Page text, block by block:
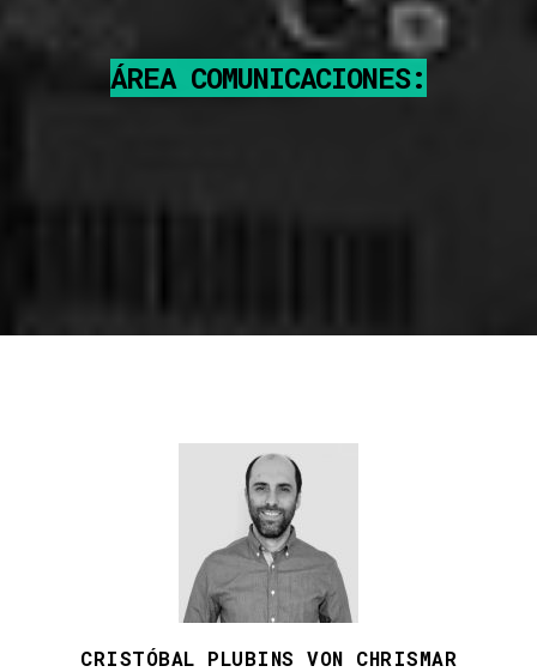
ÁREA COMUNICACIONES:
CRISTÓBAL PLUBINS VON CHRISMAR